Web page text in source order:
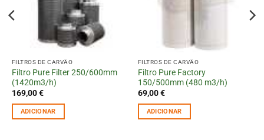
FILTROS DE CARVÃO
Filtro Pure Filter 250/600mm
(1420m3/h)
169,00€
ADICIONAR
FILTROS DE CARVÃO
Filtro Pure Factory
150/500mm (480 m3/h)
69,00€
ADICIONAR